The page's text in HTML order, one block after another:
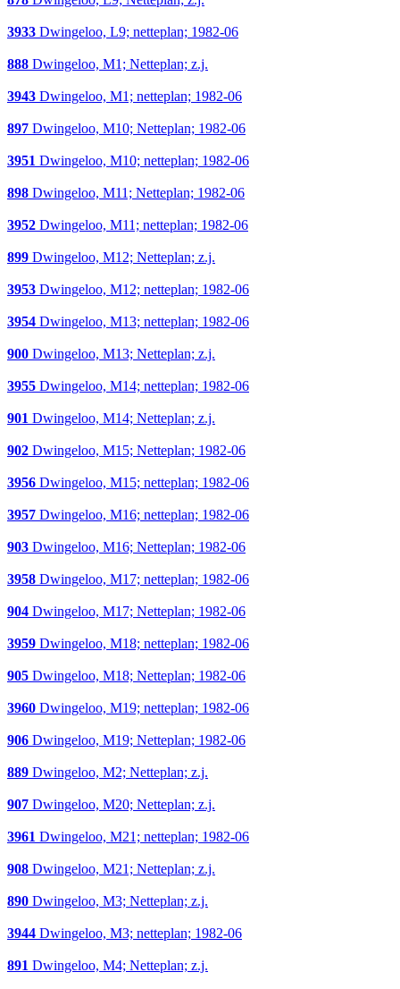
3933 Dwingeloo, L9; netteplan; 1982-06
888 Dwingeloo, M1; Netteplan; z.j.
3943 Dwingeloo, M1; netteplan; 1982-06
897 Dwingeloo, M10; Netteplan; 1982-06
3951 Dwingeloo, M10; netteplan; 1982-06
898 Dwingeloo, M11; Netteplan; 1982-06
3952 Dwingeloo, M11; netteplan; 1982-06
899 Dwingeloo, M12; Netteplan; z.j.
3953 Dwingeloo, M12; netteplan; 1982-06
3954 Dwingeloo, M13; netteplan; 1982-06
900 Dwingeloo, M13; Netteplan; z.j.
3955 Dwingeloo, M14; netteplan; 1982-06
901 Dwingeloo, M14; Netteplan; z.j.
902 Dwingeloo, M15; Netteplan; 1982-06
3956 Dwingeloo, M15; netteplan; 1982-06
3957 Dwingeloo, M16; netteplan; 1982-06
903 Dwingeloo, M16; Netteplan; 1982-06
3958 Dwingeloo, M17; netteplan; 1982-06
904 Dwingeloo, M17; Netteplan; 1982-06
3959 Dwingeloo, M18; netteplan; 1982-06
905 Dwingeloo, M18; Netteplan; 1982-06
3960 Dwingeloo, M19; netteplan; 1982-06
906 Dwingeloo, M19; Netteplan; 1982-06
889 Dwingeloo, M2; Netteplan; z.j.
907 Dwingeloo, M20; Netteplan; z.j.
3961 Dwingeloo, M21; netteplan; 1982-06
908 Dwingeloo, M21; Netteplan; z.j.
890 Dwingeloo, M3; Netteplan; z.j.
3944 Dwingeloo, M3; netteplan; 1982-06
891 Dwingeloo, M4; Netteplan; z.j.